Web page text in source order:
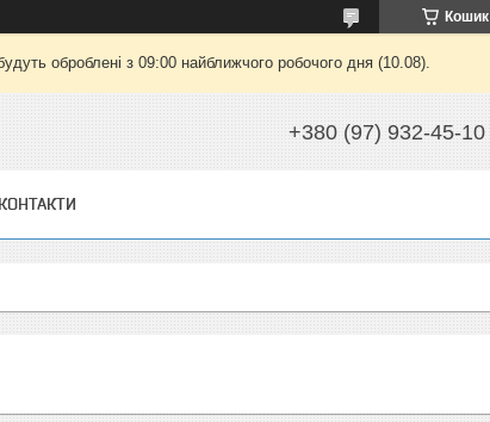
Кошик
оброблені з 09:00 найближчого робочого дня (10.08).
+380 (97) 932-45-10
КОНТАКТИ